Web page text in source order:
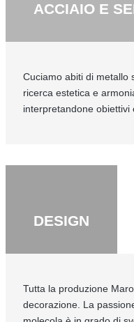
ACCIAIO E
Cuciamo abiti di metallo
ricerca estetica e
interpretandone obiettivi
DESIGN
Tutta la produzione
decorazione. La